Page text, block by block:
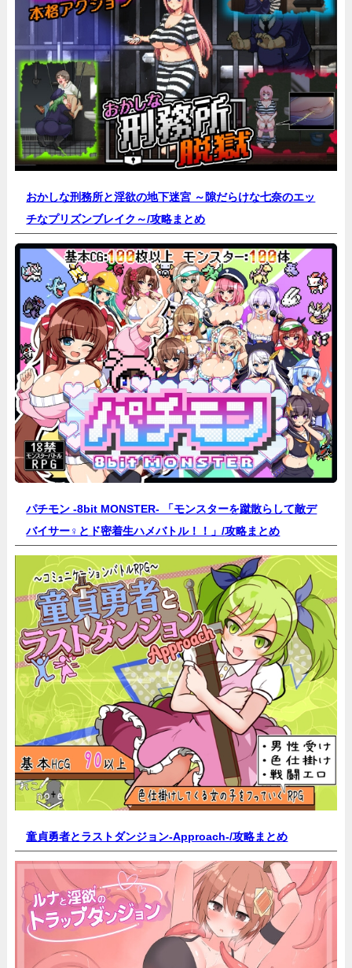
おかしな刑務所と淫欲の地下迷宮 ～隙だらけな七奈のエッ
チなプリズンブレイク～/攻略まとめ
パチモン -8bit MONSTER- 「モンスターを蹴散らして敵デ
バイサー♀とド密着生ハメバトル！！」/攻略まとめ
童貞勇者とラストダンジョン-Approach-/攻略まとめ